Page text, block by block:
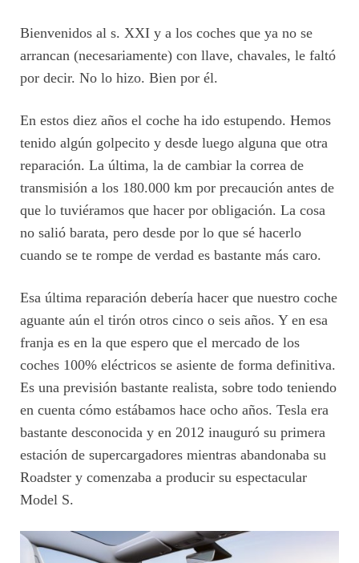
Bienvenidos al s. XXI y a los coches que ya no se
arrancan (necesariamente) con llave, chavales, le faltó
por decir. No lo hizo. Bien por él.
En estos diez años el coche ha ido estupendo. Hemos
tenido algún golpecito y desde luego alguna que otra
reparación. La última, la de cambiar la correa de
transmisión a los 180.000 km por precaución antes de
que lo tuviéramos que hacer por obligación. La cosa
no salió barata, pero desde por lo que sé hacerlo
cuando se te rompe de verdad es bastante más caro.
Esa última reparación debería hacer que nuestro coche
aguante aún el tirón otros cinco o seis años. Y en esa
franja es en la que espero que el mercado de los
coches 100% eléctricos se asiente de forma definitiva.
Es una previsión bastante realista, sobre todo teniendo
en cuenta cómo estábamos hace ocho años. Tesla era
bastante desconocida y en 2012 inauguró su primera
estación de supercargadores mientras abandonaba su
Roadster y comenzaba a producir su espectacular
Model S.